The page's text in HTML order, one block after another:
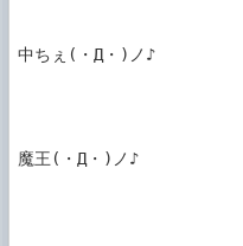
中ちぇ(・Д・)ノ♪
魔王(・Д・)ノ♪